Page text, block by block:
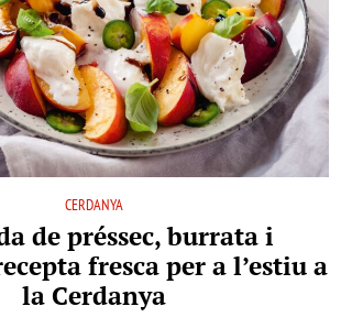
CERDANYA
de préssec, burrata i
fresca per a l’estiu a
la Cerdanya